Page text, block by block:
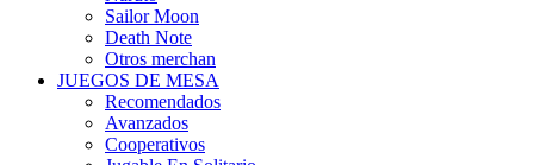
Sailor Moon
Death Note
Otros merchan
JUEGOS DE MESA
Recomendados
Avanzados
Cooperativos